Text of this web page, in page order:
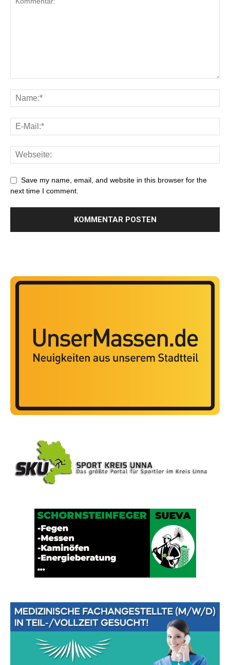
Save my name, email, and website in this browser for the
next time I comment.